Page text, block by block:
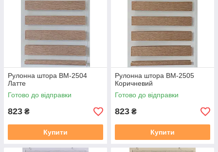
Рулонна штора ВМ-2504
Латте
Готово до відправки
823 ₴
Купити
Рулонна штора ВМ-2505
Коричневий
Готово до відправки
823 ₴
Купити